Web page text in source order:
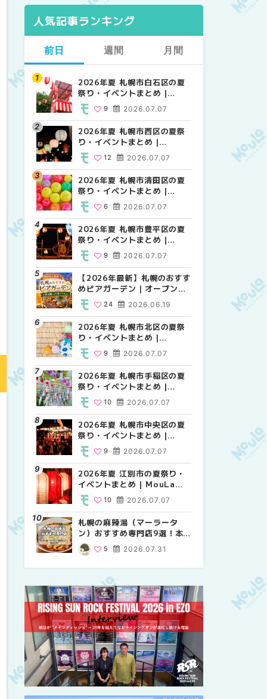
人気記事ランキング
前日
2026年夏 札幌市白石区の夏
祭り・イベントまとめ |
MouLa HOKKAIDO
2026.07.07
9
2026年夏 札幌市西区の夏祭
り・イベントまとめ |
MouLa HOKKAIDO
2026.07.07
12
2026年夏 札幌市清田区の夏
祭り・イベントまとめ |
MouLa HOKKAIDO
2026.07.07
6
2026年夏 札幌市豊平区の夏
祭り・イベントまとめ |
MouLa HOKKAIDO
2026.07.07
9
【2026年最新】札幌のおすす
めビアガーデン｜オープン日
順に徹底紹介！大通公園から
穴場テラスまで | MouLa
HOKKAIDO
2026.06.19
24
2026年夏 札幌市北区の夏祭
り・イベントまとめ |
MouLa HOKKAIDO
2026.07.07
9
2026年夏 札幌市手稲区の夏
祭り・イベントまとめ |
MouLa HOKKAIDO
2026.07.07
10
2026年夏 札幌市中央区の夏
祭り・イベントまとめ |
MouLa HOKKAIDO
2026.07.07
9
2026年夏 江別市の夏祭り・
イベントまとめ | MouLa
HOKKAIDO 2026.07.07
10
札幌の麻辣湯（マーラータ
ン）おすすめ専門店9選！本
場の量り売りから最新店まで
徹底比較 | MouLa
2026.07.31
5
週間
2026年夏 札幌市西区の夏祭
り・イベントまとめ |
12
【2026年最新】札幌のおすす
めビアガーデン｜オープン日
順に徹底紹介！大通公園から
穴場テラスまで | MouLa
HOKKAIDO
24
2026年夏 札幌市白石区の夏
祭り・イベントまとめ |
9
2026年夏 札幌市手稲区の夏
祭り・イベントまとめ |
10
2026年夏 札幌市北区の夏祭
り・イベントまとめ |
9
2026年夏 札幌市清田区の夏
祭り・イベントまとめ |
6
2026年夏 札幌市豊平区の夏
祭り・イベントまとめ |
9
2026年夏 札幌市南区の夏祭
り・イベントまとめ |
8
2026年夏 札幌市中央区の夏
祭り・イベントまとめ |
9
2026年夏 恵庭市・千歳市の
夏祭り・イベントまとめ |
9
月間
【2026年最新】札幌のおすす
めビアガーデン｜オープン日
穴場テラスまで | MouLa
HOKKAIDO
24
2026年夏 札幌市北区の夏祭
り・イベントまとめ |
9
2026年夏 札幌市白石区の夏
祭り・イベントまとめ |
9
2026年夏 札幌市西区の夏祭
り・イベントまとめ |
12
2026年夏 札幌市手稲区の夏
祭り・イベントまとめ |
10
2026年夏 札幌市清田区の夏
祭り・イベントまとめ |
6
札幌の麻辣湯（マーラータ
ン）おすすめ専門店6選！本
徹底比較 | MouLa
HOKKAIDO
5
2026年夏 札幌市豊平区の夏
祭り・イベントまとめ |
9
【新千歳空港】新カードラウ
ンジが開業。「SUPER
ラウンジアネックス）」をご
紹介！！ | MouLa
HOKKAIDO
18
2026年夏 札幌市南区の夏祭
り・イベントまとめ |
8